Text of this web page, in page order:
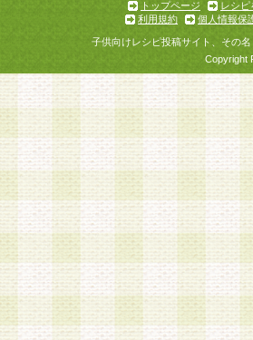
トップページ
レシピ
利用規約
個人情報保
子供向けレシピ投稿サイト、その
Copyright